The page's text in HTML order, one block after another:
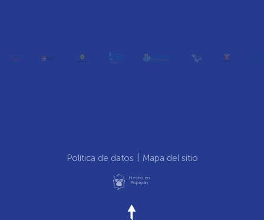
Política de datos Mapa del sitio
Hecho en
Popayán